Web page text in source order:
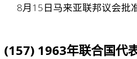
8月15日马来亚联邦议会批
(157) 1963年联合国代